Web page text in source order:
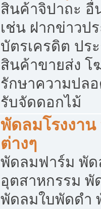
สินค้าจิปาถะ อื่
เช่น ฝากข่าวป
บัตรเครดิต ปร
สินค้าขายส่ง
รักษาความปล
รับจัดดอกไม้
พัดลมโรงงา
ต่างๆ
พัดลมฟาร์ม พัด
อุตสาหกรรม
พัดลมใบพัดดำ